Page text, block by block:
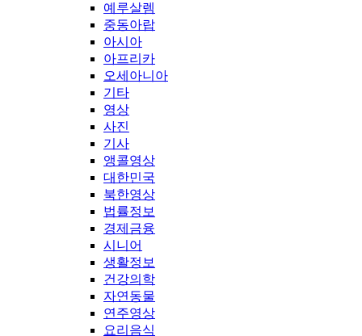
예루살렘
중동아랍
아시아
아프리카
오세아니아
기타
영상
사진
기사
앵콜영상
대한민국
북한영상
법률정보
경제금융
시니어
생활정보
건강의학
자연동물
연주영상
요리음식